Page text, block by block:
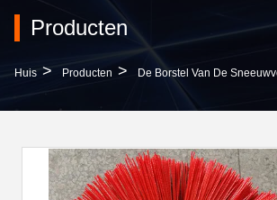
Producten
Huis > Producten > De Borstel Van De